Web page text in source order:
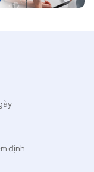
định